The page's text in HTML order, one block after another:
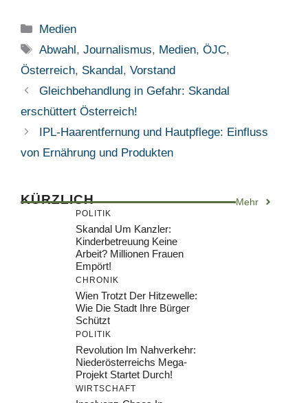
Kategorien
Medien
Schlagwörter
Abwahl,Journalismus, Medien,ÖJC,
Österreich, Skandal, Vorstand
Gleichbehandlung in Gefahr: Skandal
erschüttert Österreich!
IPL-Haarentfernung und Hautpflege: Einfluss
von Ernährung und Produkten
KÜRZLICH Mehr
POLITIK
Skandal Um Kanzler:
Kinderbetreuung Keine
Arbeit? Millionen Frauen
Empört!
CHRONIK
Wien Trotzt Der Hitzewelle:
Wie Die Stadt Ihre Bürger
Schützt
POLITIK
Revolution Im Nahverkehr:
Niederösterreichs Mega-
Projekt Startet Durch!
WIRTSCHAFT